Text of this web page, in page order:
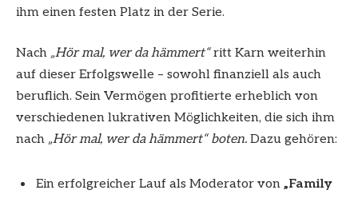
ihm einen festen Platz in der Serie.
Nach „Hör mal, wer da hämmert“ritt Karn weiterhin
auf dieser Erfolgswelle – sowohl finanziell als auch
beruflich. Sein Vermögen profitierte erheblich von
verschiedenen lukrativen Möglichkeiten, die sich ihm
nach „Hör mal, wer da hämmert“ boten. Dazu gehören:
Ein erfolgreicher Lauf als Moderator von „Family